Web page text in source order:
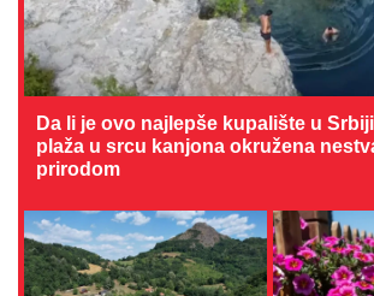
Da li je ovo najlepše kupalište u
plaža u srcu kanjona okružena
prirodom